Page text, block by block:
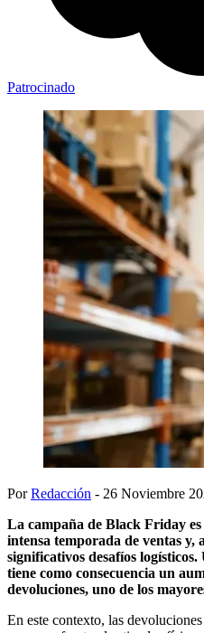
Patrocinado
PorRedacción - 26 Noviembre
La campaña de Black Friday
intensa temporada de ventas y,
significativos desafíos
tiene como consecuencia un
devoluciones, uno de los
En este contexto, las